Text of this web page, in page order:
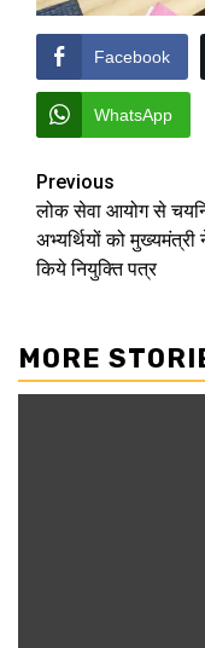
Facebook
WhatsApp
Post
Previous
लोक सेवा आयोग से
अभ्यर्थियों को मुख्यमंत्री
किये नियुक्ति पत्र
MORE